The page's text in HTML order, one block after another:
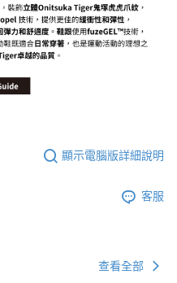
運費
運費
顯示電腦版詳細說明
客服
查看全部